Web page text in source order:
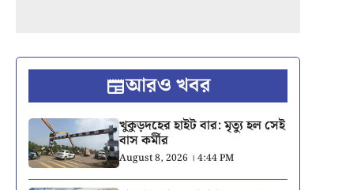
আরও খবর
খুকুড়দহের হাইট বার: মৃত্যু হল সেই
বাস কর্মীর
August 8, 2026 । 4:44 PM